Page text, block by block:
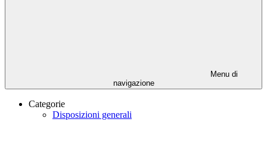
Menu di
navigazione
Categorie
Disposizioni generali